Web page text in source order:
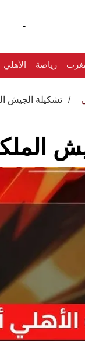
-
رياضة الأهلي
تشكيلة الجيش